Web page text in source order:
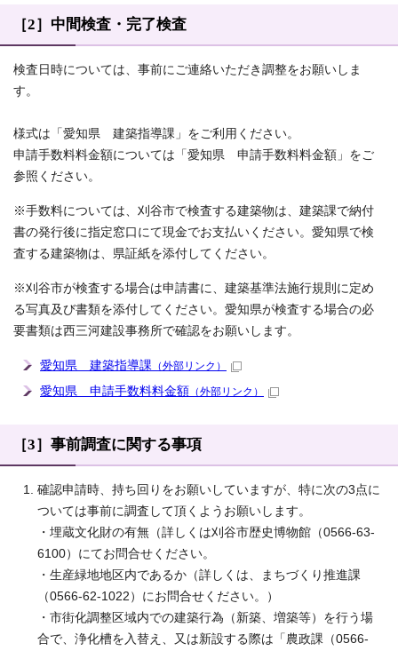
［2］中間検査・完了検査
検査日時については、事前にご連絡いただき調整をお願いしま
す。
様式は「愛知県 建築指導課」をご利用ください。
申請手数料料金額については「愛知県 申請手数料料金額」をご
参照ください。
※手数料については、刈谷市で検査する建築物は、建築課で納付
書の発行後に指定窓口にて現金でお支払いください。愛知県で検
査する建築物は、県証紙を添付してください。
※刈谷市が検査する場合は申請書に、建築基準法施行規則に定め
る写真及び書類を添付してください。愛知県が検査する場合の必
要書類は西三河建設事務所で確認をお願いします。
愛知県 建築指導課 （外部リンク）
愛知県 申請手数料料金額 （外部リンク）
［3］事前調査に関する事項
確認申請時、持ち回りをお願いしていますが、特に次の3点に
ついては事前に調査して頂くようお願いします。
・埋蔵文化財の有無（詳しくは刈谷市歴史博物館（0566-63-
6100）にてお問合せください。
・生産緑地地区内であるか（詳しくは、まちづくり推進課
（0566-62-1022）にお問合せください。）
・市街化調整区域内での建築行為（新築、増築等）を行う場
合で、浄化槽を入替え、又は新設する際は「農政課（0566-